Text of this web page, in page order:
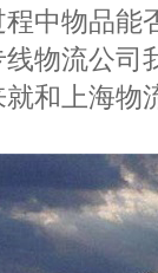
中物品能
物流公司
和上海物